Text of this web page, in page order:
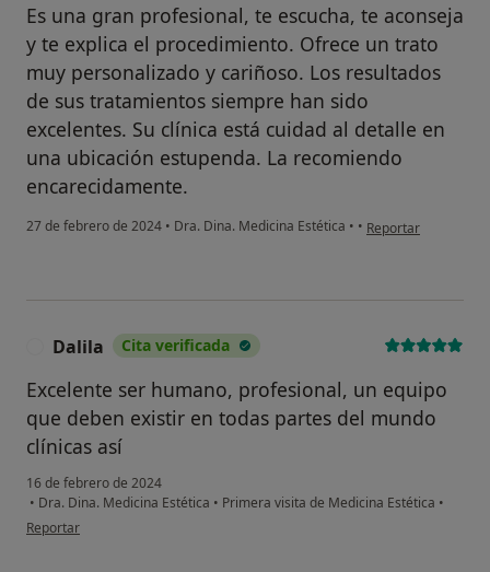
Es una gran profesional, te escucha, te aconseja
y te explica el procedimiento. Ofrece un trato
muy personalizado y cariñoso. Los resultados
de sus tratamientos siempre han sido
excelentes. Su clínica está cuidad al detalle en
una ubicación estupenda. La recomiendo
encarecidamente.
27 de febrero de 2024 • Dra. Dina. Medicina Estética • • en opinión del
Reportar
Dalila Cita verificada
Excelente ser humano, profesional, un equipo
que deben existir en todas partes del mundo
clínicas así
16 de febrero de 2024
• Dra. Dina. Medicina Estética • Primera visita de Medicina Estética •
en opinión del usuario Dalila
Reportar